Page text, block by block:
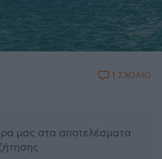
1 ΣΧΟΛΙΟ
μας στα αποτελέσματα